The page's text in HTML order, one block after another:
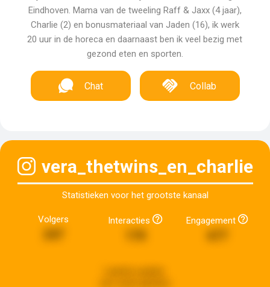
Eindhoven. Mama van de tweeling Raff & Jaxx (4 jaar),
Charlie (2) en bonusmateriaal van Jaden (16), ik werk
20 uur in de horeca en daarnaast ben ik veel bezig met
gezond eten en sporten.
Chat Collab
vera_thetwins_en_charlie
Statistieken voor het grootste kanaal
Volgers Interacties Engagement